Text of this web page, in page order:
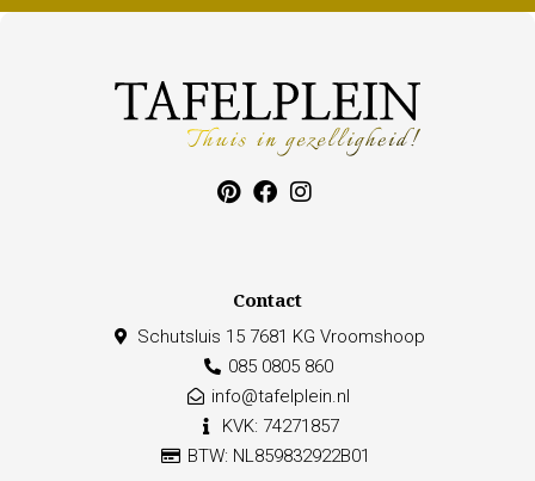
Contact
Schutsluis 15 7681 KG Vroomshoop
085 0805 860
info@tafelplein.nl
KVK: 74271857
BTW: NL859832922B01